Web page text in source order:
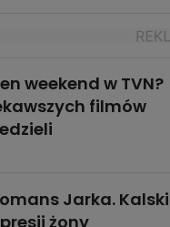
weekend w TVN?
filmów
Jarka. Kalski
żony